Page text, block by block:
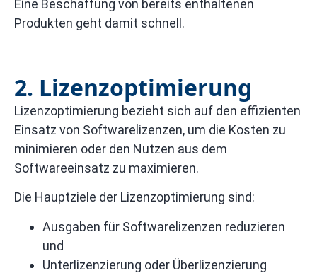
Eine Beschaffung von bereits enthaltenen
Produkten geht damit schnell.
2. Lizenzoptimierung
Lizenzoptimierung bezieht sich auf den effizienten
Einsatz von Softwarelizenzen, um die Kosten zu
minimieren oder den Nutzen aus dem
Softwareeinsatz zu maximieren.
Die Hauptziele der Lizenzoptimierung sind:
Ausgaben für Softwarelizenzen reduzieren
und
Unterlizenzierung oder Überlizenzierung